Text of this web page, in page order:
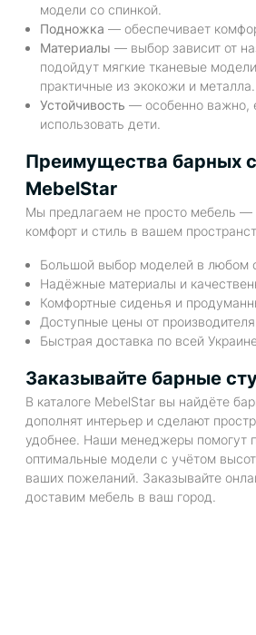
модели со спинкой.
Подножка — обеспечивает
Материалы — выбор зависит от
подойдут мягкие тканевые
практичные из экокожи и металла.
Устойчивость — особенно важно,
использовать дети.
Преимущества барных
MebelStar
Мы предлагаем не просто мебель
комфорт и стиль в вашем
Большой выбор моделей в любом
Надёжные материалы и
Комфортные сиденья и
Доступные цены от производителя.
Быстрая доставка по всей
Заказывайте барные
В каталоге MebelStar вы найдёте
дополнят интерьер и сделают
удобнее. Наши менеджеры помогут
оптимальные модели с учётом
ваших пожеланий. Заказывайте
доставим мебель в ваш город.